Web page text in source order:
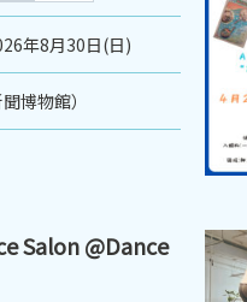
年8月30日(日)
博物館）
Salon @Dance